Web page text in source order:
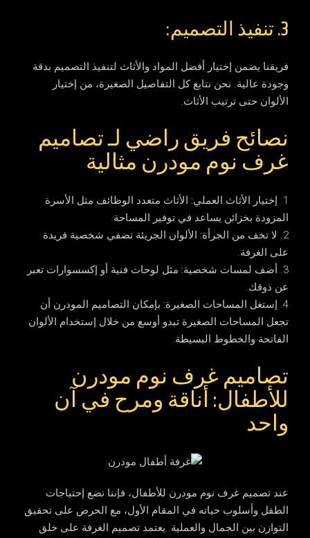
3. تنفيذ التصميم:
فريقنا يضمن إختيار أفضل المواد والأثاث لتنفيذ التصميم بدقة
وجودة عالية. نحن نتابع كل التفاصيل الصغيرة، من إختيار
الألوان حتى ترتيب الأثاث.
نصائح فريق راضي لـ تصاميم
غرف نوم مودرن مثالية
إختيار الأثاث العملي: الأثاث متعدد الوظائف مثل الأسرة
المزودة بخزائن يساعد في توفير المساحة.
لا تخف من الجرأة: الألوان الجريئة تضفي شخصية فريدة
على الغرفة.
أضف لمسات شخصية: مثل لوحات فنية أو إكسسوارات تعبر
عن ذوقك.
إستغل المساحات الصغيرة: بإمكان التصاميم المودرن أن
تجعل المساحات الصغيرة تبدو أوسع من خلال إستخدام الألوان
الفاتحة والخطوط البسيطة.
تصاميم غرف نوم مودرن
للأطفال: أناقة ومرح في آن
واحد
عندتصميم غرف نوم مودرن للأطفال، فإننا نضع إحتياجات
الطفل وأسلوب حياته في المقام الأول، مع الحرص على تحقيق
التوازن بين الجمال والعملية. يعتمد تصميم الغرفة على خلق